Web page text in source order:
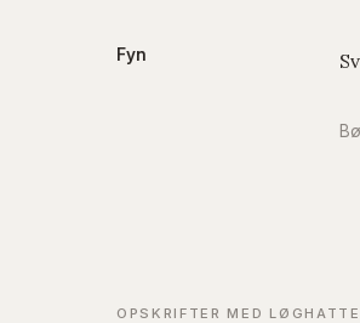
Fyn
OPSKRIFTER MED LØGHATTE